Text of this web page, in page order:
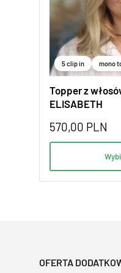
5 clip in mono
Topper z
ELISABETH
570,00 PLN
OFERTA